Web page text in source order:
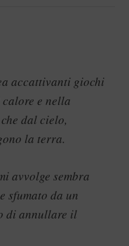
accattivanti giochi
e nella
dal cielo,
la terra.
avvolge sembra
sfumato da un
di annullare il